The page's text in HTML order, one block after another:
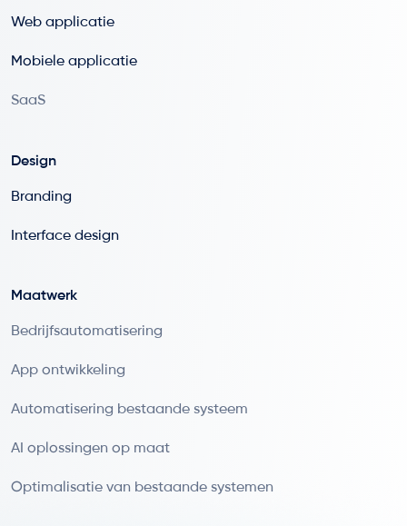
Web applicatie
Mobiele applicatie
SaaS
Design
Branding
Interface design
Maatwerk
Bedrijfsautomatisering
App ontwikkeling
Automatisering bestaande systeem
AI oplossingen op maat
Optimalisatie van bestaande systemen